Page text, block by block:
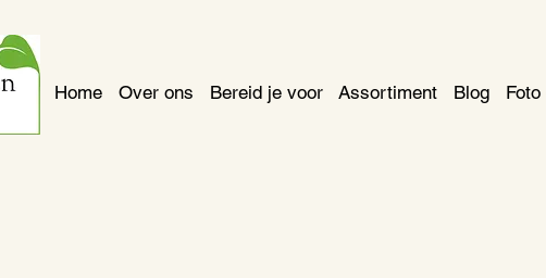
Home Over ons Bereid je voor Assortiment Blog